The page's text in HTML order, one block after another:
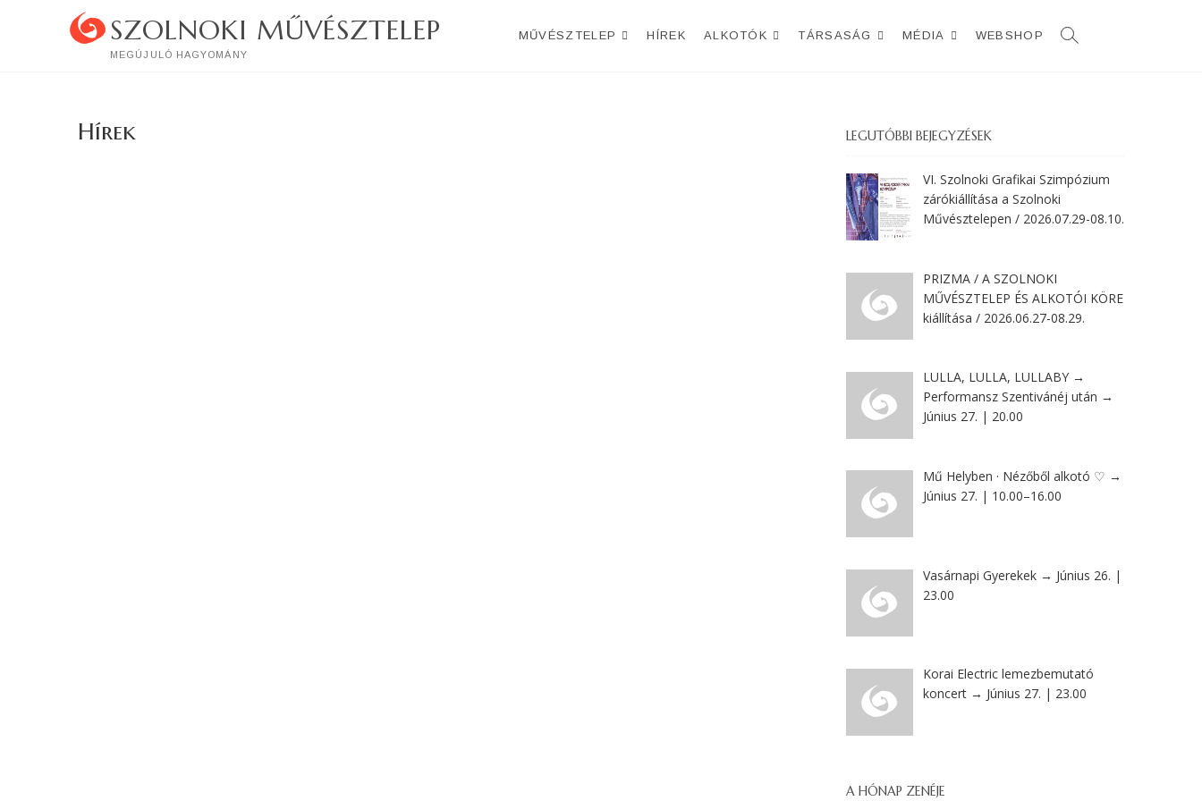
SZOLNOKI MŰVÉSZTELEP
MEGÚJULÓ HAGYOMÁNY
MŰVÉSZTELEP HÍREK ALKOTÓK TÁRSASÁG MÉDIA WEBSHOP
Hírek LEGUTÓBBI BEJEGYZÉSEK
VI. Szolnoki Grafikai Szimpózium
zárókiállítása a Szolnoki
Művésztelepen / 2026.07.29-08.10.
PRIZMA / A SZOLNOKI
MŰVÉSZTELEP ÉS ALKOTÓI KÖRE
kiállítása / 2026.06.27-08.29.
LULLA, LULLA, LULLABY →
Performansz Szentivánéj után →
Június 27. | 20.00
Mű Helyben · Nézőből alkotó ♡ →
Június 27. | 10.00–16.00
Vasárnapi Gyerekek → Június 26. |
23.00
Korai Electric lemezbemutató
koncert → Június 27. | 23.00
A HÓNAP ZENÉJE